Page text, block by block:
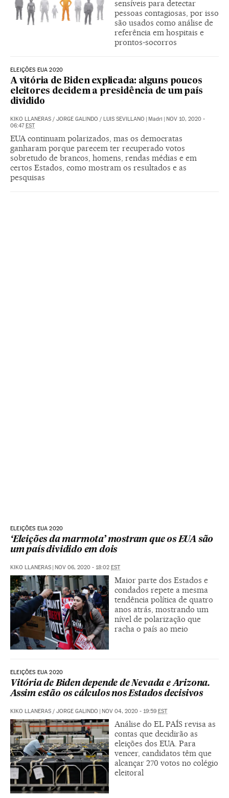
sensíveis para detectar
pessoas contagiosas, por isso
são usados como análise de
referência em hospitais e
prontos-socorros
ELEIÇÕES EUA 2020
A vitória de Biden explicada: alguns poucos
eleitores decidem a presidência de um país
dividido
KIKO LLANERAS / JORGE GALINDO / LUIS SEVILLANO Madri
NOV 10, 2020 -
06:47 EST
EUA continuam polarizados, mas os democratas
ganharam porque parecem ter recuperado votos
sobretudo de brancos, homens, rendas médias e em
certos Estados, como mostram os resultados e as
pesquisas
ELEIÇÕES EUA 2020
‘Eleições da marmota’ mostram que os EUA são
um país dividido em dois
KIKO LLANERAS NOV 06, 2020 - 18:02 EST
Maior parte dos Estados e
condados repete a mesma
tendência política de quatro
anos atrás, mostrando um
nível de polarização que
racha o país ao meio
ELEIÇÕES EUA 2020
Vitória de Biden depende de Nevada e Arizona.
Assim estão os cálculos nos Estados decisivos
KIKO LLANERAS / JORGE GALINDO | NOV 04, 2020 - 19:59 EST
Análise do EL PAÍS revisa as
contas que decidirão as
eleições dos EUA. Para
vencer, candidatos têm que
alcançar 270 votos no colégio
eleitoral